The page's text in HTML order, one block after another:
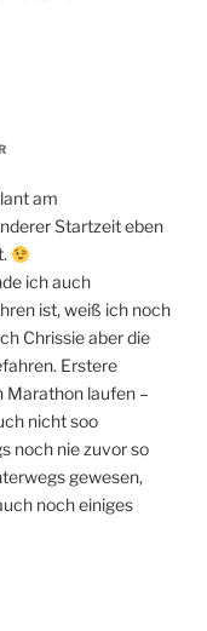
am
Startzeit eben
ich auch
ist, weiß ich noch
Chrissie aber die
Erstere
Marathon laufen –
nicht soo
noch nie zuvor so
gewesen,
noch einiges